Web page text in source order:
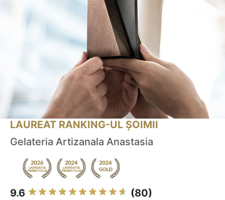
LAUREAT RANKING-UL ȘOIMII
Gelateria Artizanala Anastasia
9.6 (80)